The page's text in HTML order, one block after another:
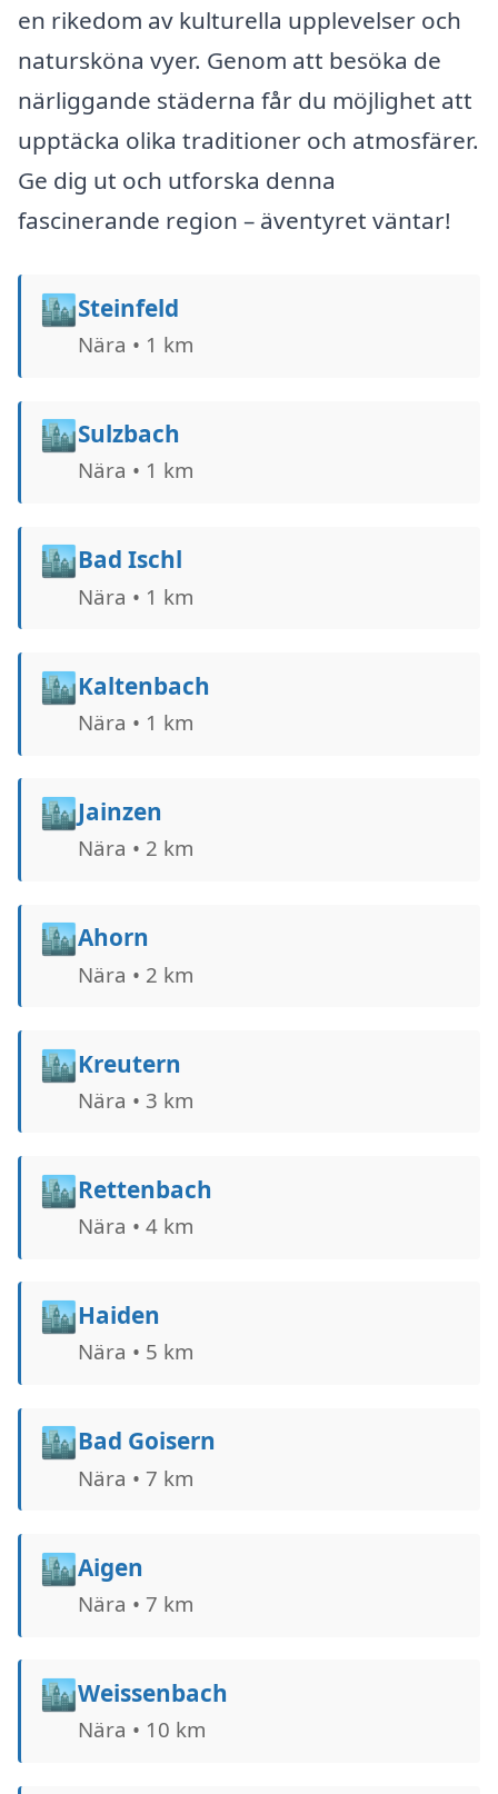
en rikedom av kulturella upplevelser och
natursköna vyer. Genom att besöka de
närliggande städerna får du möjlighet att
upptäcka olika traditioner och atmosfärer.
Ge dig ut och utforska denna
fascinerande region – äventyret väntar!
🏙️Steinfeld
Nära • 1 km
🏙️Sulzbach
Nära • 1 km
🏙️Bad Ischl
Nära • 1 km
🏙️Kaltenbach
Nära • 1 km
🏙️Jainzen
Nära • 2 km
🏙️Ahorn
Nära • 2 km
🏙️Kreutern
Nära • 3 km
🏙️Rettenbach
Nära • 4 km
🏙️Haiden
Nära • 5 km
🏙️Bad Goisern
Nära • 7 km
🏙️Aigen
Nära • 7 km
🏙️Weissenbach
Nära • 10 km